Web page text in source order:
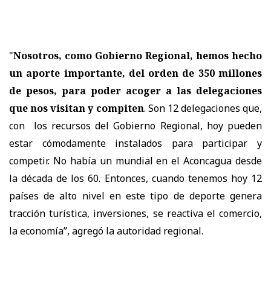
"Nosotros, como Gobierno Regional, hemos hecho
un aporte importante, del orden de 350 millones
de pesos, para poder acoger a las delegaciones
que nos visitan y compiten. Son 12 delegaciones que,
con los recursos del Gobierno Regional, hoy pueden
estar cómodamente instalados para participar y
competir. No había un mundial en el Aconcagua desde
la década de los 60. Entonces, cuando tenemos hoy 12
países de alto nivel en este tipo de deporte genera
tracción turística, inversiones, se reactiva el comercio,
la economía”, agregó la autoridad regional.